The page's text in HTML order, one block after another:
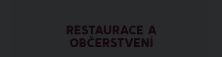
RESTAURACE A
OBČERSTVENÍ